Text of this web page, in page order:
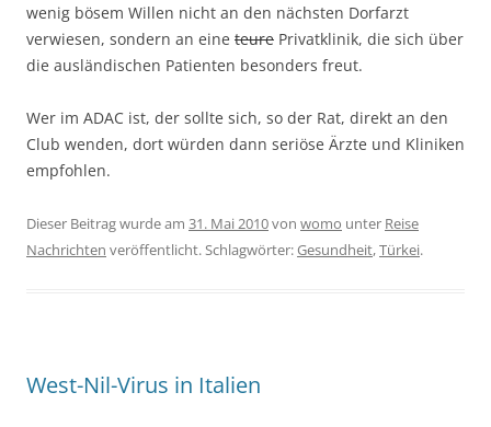
wenig bösem Willen nicht an den nächsten Dorfarzt
verwiesen, sondern an eine teure Privatklinik, die sich über
die ausländischen Patienten besonders freut.
Wer im ADAC ist, der sollte sich, so der Rat, direkt an den
Club wenden, dort würden dann seriöse Ärzte und Kliniken
empfohlen.
Dieser Beitrag wurde am 31. Mai 2010von womo unter Reise
Nachrichten veröffentlicht. Schlagwörter:Gesundheit,Türkei.
West-Nil-Virus in Italien